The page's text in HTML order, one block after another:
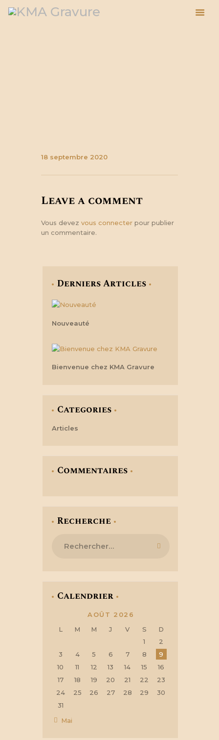
18 septembre 2020
Leave a comment
Vous devez vous connecter pour publier
un commentaire.
Derniers Articles
Nouveauté
Bienvenue chez KMA Gravure
Categories
Articles
Commentaires
Recherche
Calendrier
AOÛT 2026
L
M M J V S
D
1
2
3
4 5 6 7 8
9
10
11 12 13 14 15
16
17
18 19 20 21 22
23
24
25 26 27 28 29
30
31
« Mai